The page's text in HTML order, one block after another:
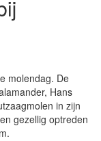
molendag. De
Hans
in zijn
gezellig optreden